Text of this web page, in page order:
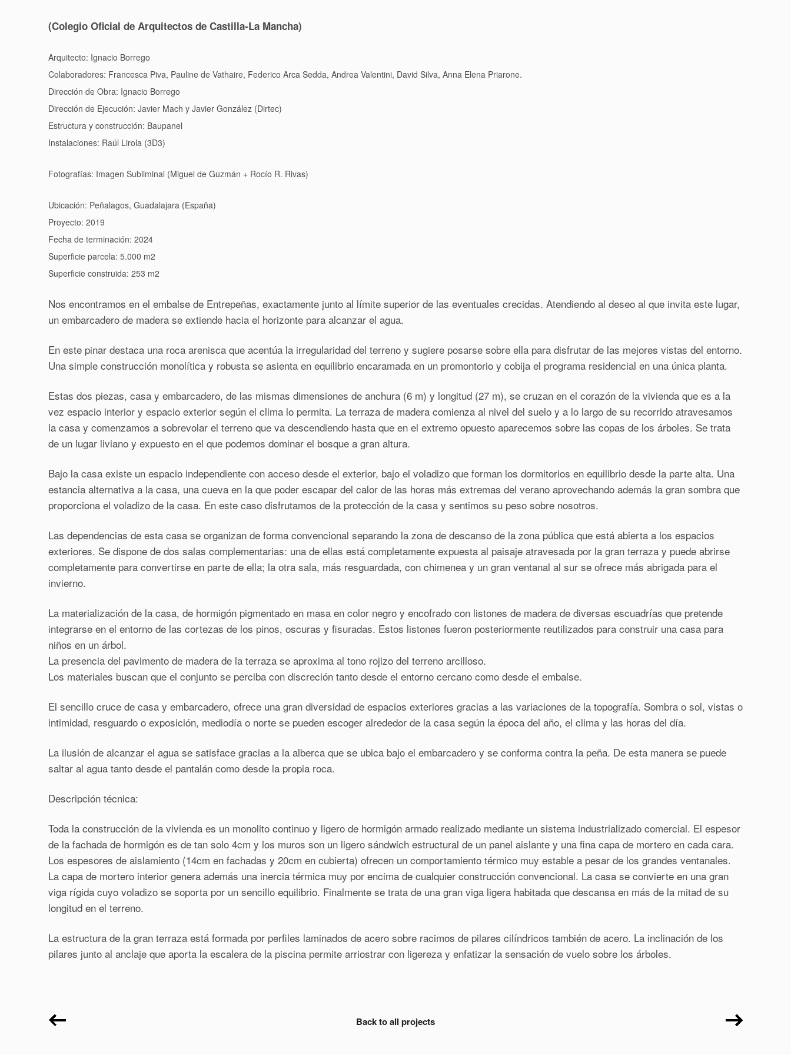
(Colegio Oficial de Arquitectos de Castilla-La Mancha)
Arquitecto: Ignacio Borrego
Colaboradores: Francesca Piva, Pauline de Vathaire, Federico Arca Sedda, Andrea Valentini, David Silva, Anna Elena Priarone.
Dirección de Obra: Ignacio Borrego
Dirección de Ejecución: Javier Mach y Javier González (Dirtec)
Estructura y construcción: Baupanel
Instalaciones: Raúl Lirola (3D3)
Fotografías: Imagen Subliminal (Miguel de Guzmán + Rocío R. Rivas)
Ubicación: Peñalagos, Guadalajara (España)
Proyecto: 2019
Fecha de terminación: 2024
Superficie parcela: 5.000 m2
Superficie construida: 253 m2
Nos encontramos en el embalse de Entrepeñas, exactamente junto al límite superior de las eventuales crecidas. Atendiendo al deseo al que invita este lugar,
un embarcadero de madera se extiende hacia el horizonte para alcanzar el agua.
En este pinar destaca una roca arenisca que acentúa la irregularidad del terreno y sugiere posarse sobre ella para disfrutar de las mejores vistas del entorno.
Una simple construcción monolítica y robusta se asienta en equilibrio encaramada en un promontorio y cobija el programa residencial en una única planta.
Estas dos piezas, casa y embarcadero, de las mismas dimensiones de anchura (6 m) y longitud (27 m), se cruzan en el corazón de la vivienda que es a la
vez espacio interior y espacio exterior según el clima lo permita. La terraza de madera comienza al nivel del suelo y a lo largo de su recorrido atravesamos
la casa y comenzamos a sobrevolar el terreno que va descendiendo hasta que en el extremo opuesto aparecemos sobre las copas de los árboles. Se trata
de un lugar liviano y expuesto en el que podemos dominar el bosque a gran altura.
Bajo la casa existe un espacio independiente con acceso desde el exterior, bajo el voladizo que forman los dormitorios en equilibrio desde la parte alta. Una
estancia alternativa a la casa, una cueva en la que poder escapar del calor de las horas más extremas del verano aprovechando además la gran sombra que
proporciona el voladizo de la casa. En este caso disfrutamos de la protección de la casa y sentimos su peso sobre nosotros.
Las dependencias de esta casa se organizan de forma convencional separando la zona de descanso de la zona pública que está abierta a los espacios
exteriores. Se dispone de dos salas complementarias: una de ellas está completamente expuesta al paisaje atravesada por la gran terraza y puede abrirse
completamente para convertirse en parte de ella; la otra sala, más resguardada, con chimenea y un gran ventanal al sur se ofrece más abrigada para el
invierno.
La materialización de la casa, de hormigón pigmentado en masa en color negro y encofrado con listones de madera de diversas escuadrías que pretende
integrarse en el entorno de las cortezas de los pinos, oscuras y fisuradas. Estos listones fueron posteriormente reutilizados para construir una casa para
niños en un árbol.
La presencia del pavimento de madera de la terraza se aproxima al tono rojizo del terreno arcilloso.
Los materiales buscan que el conjunto se perciba con discreción tanto desde el entorno cercano como desde el embalse.
El sencillo cruce de casa y embarcadero, ofrece una gran diversidad de espacios exteriores gracias a las variaciones de la topografía. Sombra o sol, vistas o
intimidad, resguardo o exposición, mediodía o norte se pueden escoger alrededor de la casa según la época del año, el clima y las horas del día.
La ilusión de alcanzar el agua se satisface gracias a la alberca que se ubica bajo el embarcadero y se conforma contra la peña. De esta manera se puede
saltar al agua tanto desde el pantalán como desde la propia roca.
Descripción técnica:
Toda la construcción de la vivienda es un monolito continuo y ligero de hormigón armado realizado mediante un sistema industrializado comercial. El espesor
de la fachada de hormigón es de tan solo 4cm y los muros son un ligero sándwich estructural de un panel aislante y una fina capa de mortero en cada cara.
Los espesores de aislamiento (14cm en fachadas y 20cm en cubierta) ofrecen un comportamiento térmico muy estable a pesar de los grandes ventanales.
La capa de mortero interior genera además una inercia térmica muy por encima de cualquier construcción convencional. La casa se convierte en una gran
viga rígida cuyo voladizo se soporta por un sencillo equilibrio. Finalmente se trata de una gran viga ligera habitada que descansa en más de la mitad de su
longitud en el terreno.
La estructura de la gran terraza está formada por perfiles laminados de acero sobre racimos de pilares cilíndricos también de acero. La inclinación de los
pilares junto al anclaje que aporta la escalera de la piscina permite arriostrar con ligereza y enfatizar la sensación de vuelo sobre los árboles.
Back to all projects